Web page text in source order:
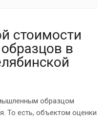
стоимости
в
образцом
То есть, объектом оценки